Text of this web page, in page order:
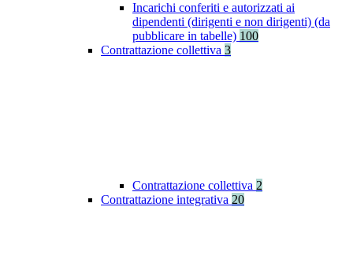
Incarichi conferiti e autorizzati ai
dipendenti (dirigenti e non dirigenti) (da
pubblicare in tabelle) 100
Contrattazione collettiva 3
Contrattazione collettiva 2
Contrattazione integrativa 20